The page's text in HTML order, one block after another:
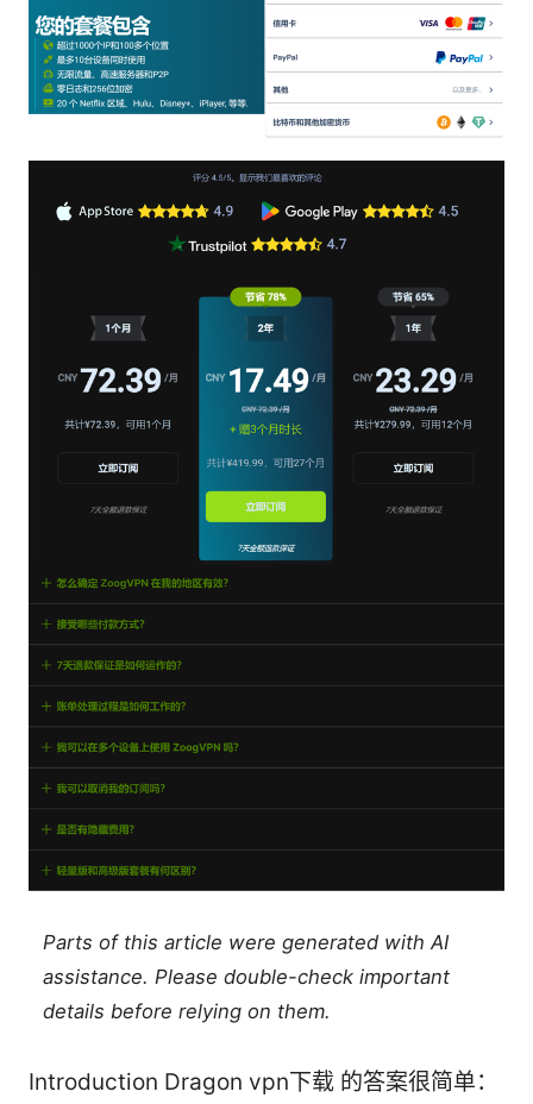
Parts of this article were generated with AI
assistance. Please double-check important
details before relying on them.
Introduction Dragon vpn下载 的答案很简单：